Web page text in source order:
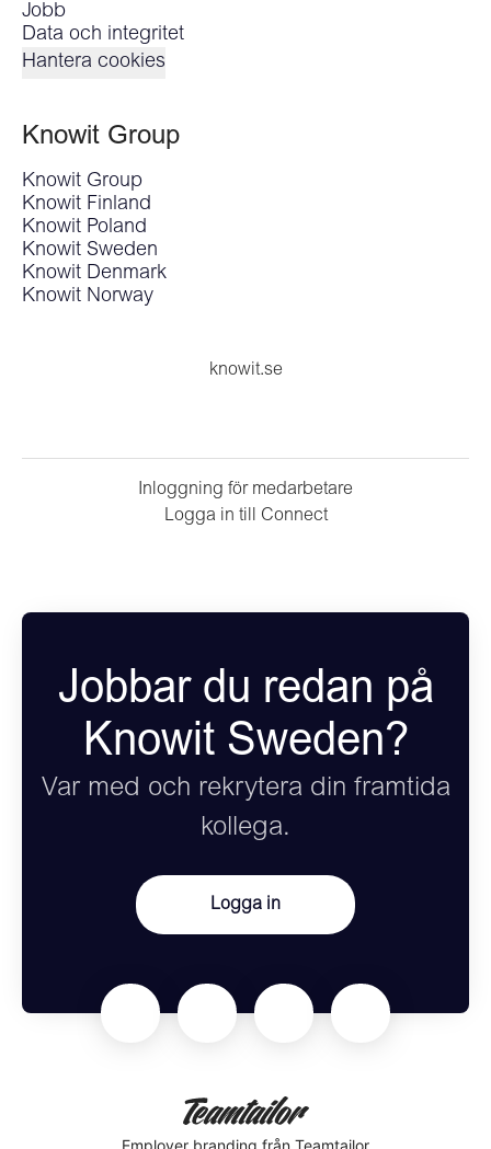
Jobb
Data och integritet
Hantera cookies
Knowit Group
Knowit Group
Knowit Finland
Knowit Poland
Knowit Sweden
Knowit Denmark
Knowit Norway
knowit.se
Inloggning för medarbetare
Logga in till Connect
Jobbar du redan på
Knowit Sweden?
Var med och rekrytera din framtida
kollega.
Logga in
Employer branding från Teamtailor